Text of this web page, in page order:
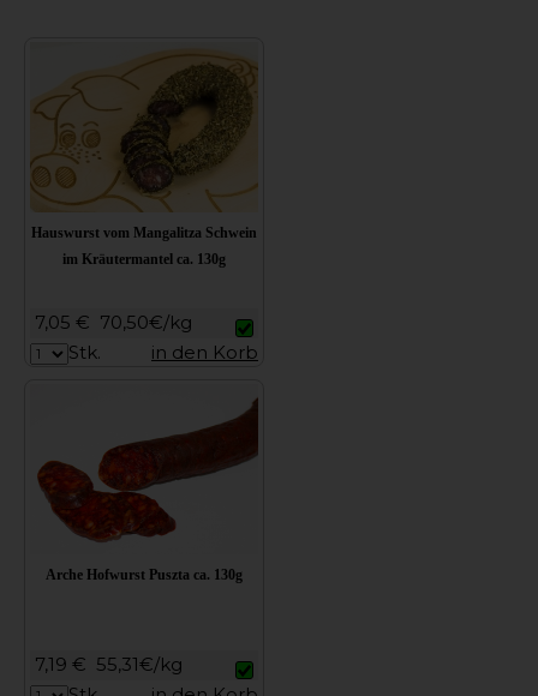
Hauswurst vom Mangalitza Schwein
im Kräutermantel ca. 130g
7,05 € 70,50€/kg
Stk.
in den Korb
Arche Hofwurst Puszta ca. 130g
7,19 € 55,31€/kg